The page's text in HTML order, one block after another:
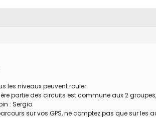
les niveaux peuvent rouler.
partie des circuits est commune aux 2
: Sergio.
sur vos GPS, ne comptez pas que sur les